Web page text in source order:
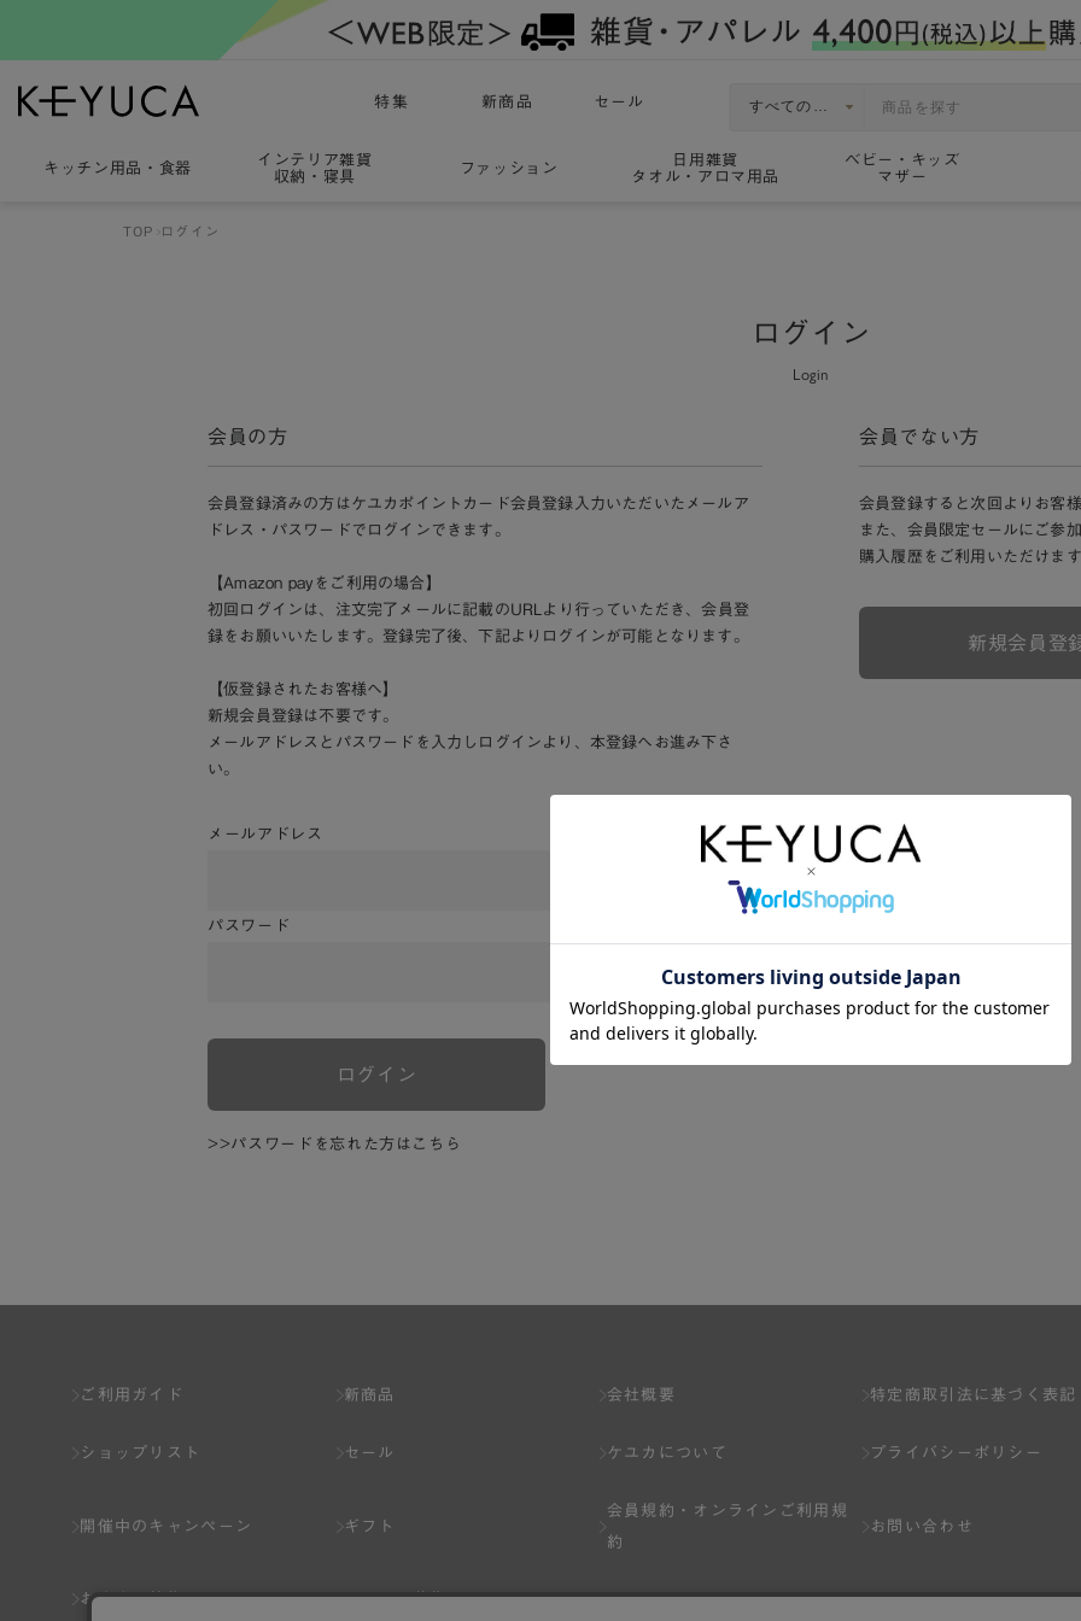
特集 新商品 セール
キッチン用品 ・ 食器
インテリア雑貨
収納・寝具
ファッション
日用雑貨
タオル・アロマ用品
ベビー・キッズ
マザー
TOP ログイン
ログイン
Login
会員の方
会員登録済みの方はケユカポイントカード会員登録入力いただいたメールア
ドレス・パスワードでログインできます。
【Amazon payをご利用の場合】
初回ログインは、注文完了メールに記載のURLより行っていただき、会員登
録をお願いいたします。登録完了後、下記よりログインが可能となります。
【仮登録されたお客様へ】
新規会員登録は不要です。
メールアドレスとパスワードを入力しログインより、本登録へお進み下さ
い。
メールアドレス
パスワード
ログイン
>>パスワードを忘れた方はこちら
会員でない方
会員登録すると次回よりお客
また、会員限定セールにご参
購入履歴をご利用いただけま
新規会員登
ご利用ガイド
ショップリスト
開催中のキャンペーン
おすすめ特集
新商品
セール
ギフト
スタッフ募集
会社概要
ケユカについて
会員規約・
オンラインご利用規
約
Q&A
特定商取引法に基づく表記
プライバシーポリシー
お問い合わせ